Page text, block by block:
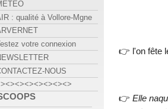
👉 l'on fête
👉 Elle
: qualité à Vollore-Mgne
votre connexion
NOUS